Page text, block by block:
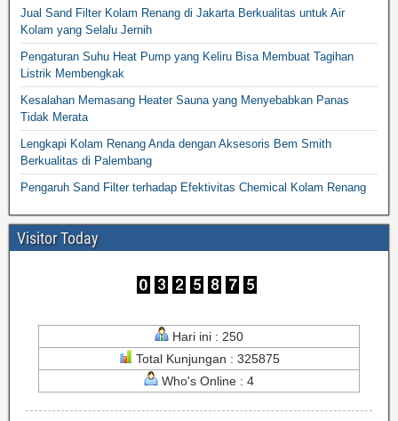
Jual Sand Filter Kolam Renang di Jakarta Berkualitas untuk Air
Kolam yang Selalu Jernih
Pengaturan Suhu Heat Pump yang Keliru Bisa Membuat Tagihan
Listrik Membengkak
Kesalahan Memasang Heater Sauna yang Menyebabkan Panas
Tidak Merata
Lengkapi Kolam Renang Anda dengan Aksesoris Bem Smith
Berkualitas di Palembang
Pengaruh Sand Filter terhadap Efektivitas Chemical Kolam Renang
Visitor Today
Hari ini : 250
Total Kunjungan : 325875
Who's Online : 4